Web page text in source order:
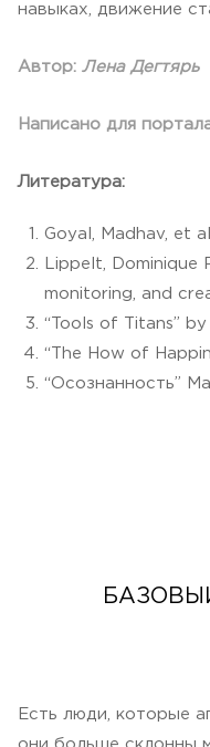
навыках, движение
Автор: Лена Дегтярь
Написано для
Литература:
Goyal, Madhav, et
Lippelt,
monitoring, and
“Tools of Titans” by
“The How of
“Осознанность”
Есть люди, которые